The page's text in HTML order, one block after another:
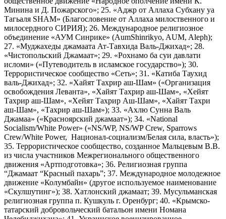
Минина и Д. Пожарского»; 25. «Аджр от Аллаха Субхану уа
Тагьаля SHAM» (Благословение от Аллаха милоственного и
милосердного СИРИЯ); 26. Международное религиозное
объединение «АУМ Синрике» (AumShinrikyo, AUM, Aleph);
27. «Муджахеды джамаата Ат-Тавхида Валь-Джихад»; 28.
«Чистопольский Джамаат»; 29. «Рохнамо ба суи давлати
исломи» («Путеводитель в исламское государство»); 30.
Террористическое сообщество «Сеть»; 31. «Катиба Таухид
валь-Джихад»; 32. «Хайят Тахрир аш-Шам» («Организация
освобождения Леванта», «Хайят Тахрир аш-Шам», «Хейят
Тахрир аш-Шам», «Хейят Тахрир Аш-Шам», «Хайят Тахри
аш-Шам», «Тахрир аш-Шам»); 33. «Ахлю Сунна Валь
Джамаа» («Красноярский джамаат»); 34. «National
Socialism/White Power» («NS/WP, NS/WP Crew, Sparrows
Crew/White Power, Национал-социализм/Белая сила, власть»);
35. Террористическое сообщество, созданное Мальцевым В.В.
из числа участников Межрегионального общественного
движения «Артподготовка»; 36. Религиозная группа
“Джамаат “Красный пахарь”; 37. Международное молодежное
движение «Колумбайн» (другое используемое наименование
«Скулшутинг»); 38. Хатлонский джамаат; 39. Мусульманская
религиозная группа п. Кушкуль г. Оренбург; 40. «Крымско-
татарский добровольческий батальон имени Номана